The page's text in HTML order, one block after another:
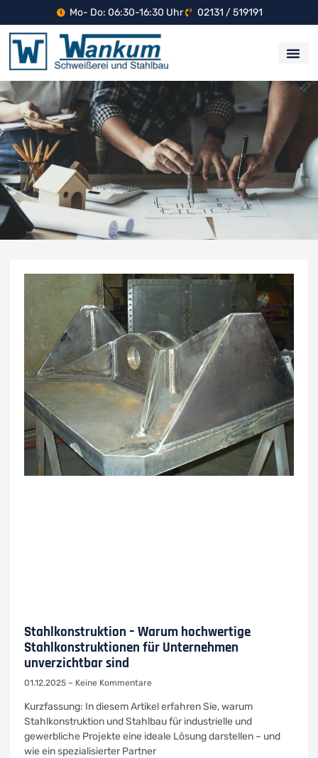
Mo- Do: 06:30-16:30 Uhr 02131 / 519191
Stahlkonstruktion – Warum hochwertige
Stahlkonstruktionen für Unternehmen
unverzichtbar sind
01.12.2025 Keine Kommentare
Kurzfassung: In diesem Artikel erfahren Sie, warum
Stahlkonstruktion und Stahlbau für industrielle und
gewerbliche Projekte eine ideale Lösung darstellen – und
wie ein spezialisierter Partner